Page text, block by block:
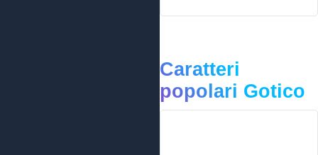
Caratteri
popolari Gotico